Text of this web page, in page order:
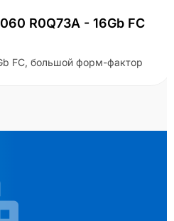
R0Q73A - 16Gb FC
FC, большой форм-фактор